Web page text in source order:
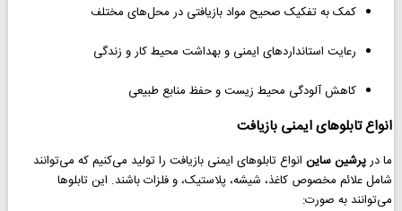
کمک به تفکیک صحیح مواد بازیافتی در محل‌های مختلف
رعایت استانداردهای ایمنی و بهداشت محیط کار و زندگی
کاهش آلودگی محیط زیست و حفظ منابع طبیعی
انواع تابلوهای ایمنی بازیافت
ما درپرشین ساین انواع تابلوهای ایمنی بازیافت را تولید می‌کنیم که می‌توانند
شامل علائم مخصوص کاغذ، شیشه، پلاستیک، و فلزات باشند. این تابلوها
می‌توانند به صورت: